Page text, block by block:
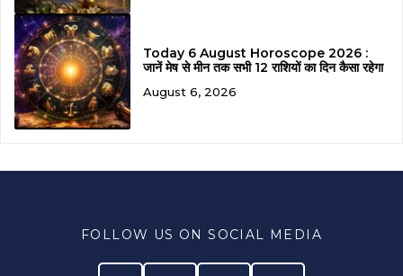
Today 6 August Horoscope 2026 :
जानें मेष से मीन तक सभी 12 राशियों का दिन कैसा रहेगा
August 6, 2026
FOLLOW US ON SOCIAL MEDIA